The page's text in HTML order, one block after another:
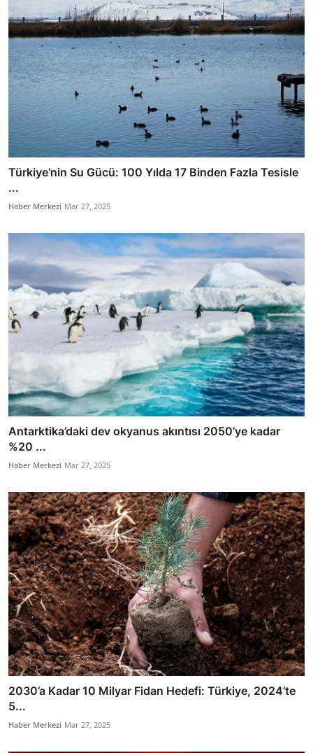
Türkiye’nin Su Gücü: 100 Yılda 17 Binden Fazla Tesisle
...
Haber Merkezi Mar 27, 2025
Antarktika’daki dev okyanus akıntısı 2050’ye kadar
%20 ...
Haber Merkezi Mar 27, 2025
2030’a Kadar 10 Milyar Fidan Hedefi: Türkiye, 2024’te
5...
Haber Merkezi Mar 27, 2025